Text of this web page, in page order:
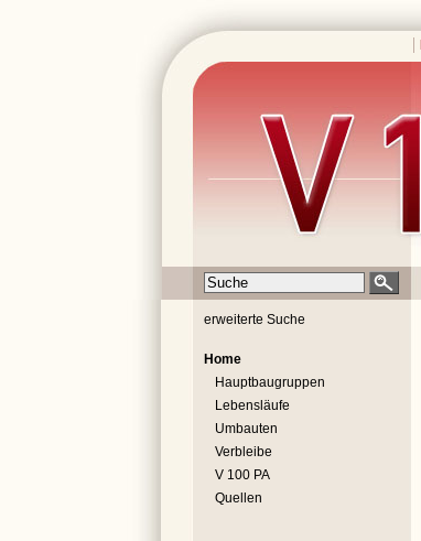
erweiterte Suche
Home
Hauptbaugruppen
Lebensläufe
Umbauten
Verbleibe
V 100 PA
Quellen